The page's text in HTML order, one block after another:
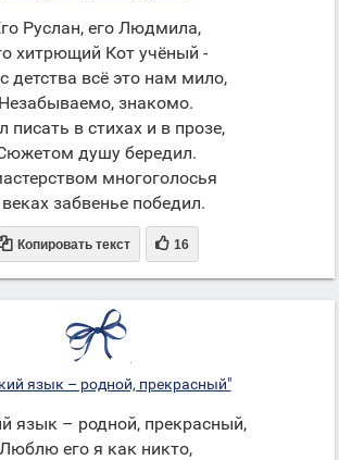
Руслан, его Людмила,
хитрющий Кот учёный -
детства всё это нам мило,
Незабываемо, знакомо.
писать в стихах и в прозе,
душу бередил.
многоголосья
забвенье победил.
Копировать текст  16
язык – родной, прекрасный"
язык – родной, прекрасный,
Люблю его я как никто,